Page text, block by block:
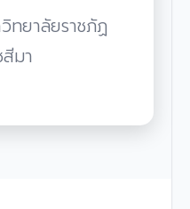
ทยาลัยราชภัฏ
มา